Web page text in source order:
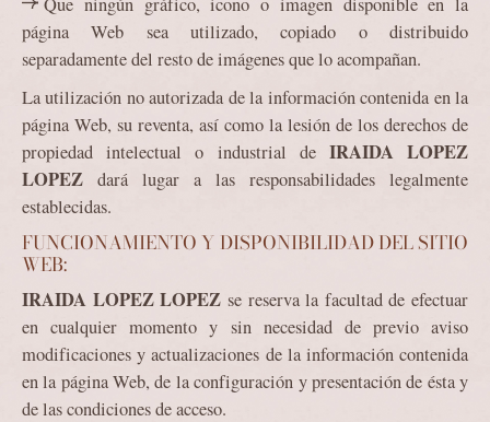
página Web sea utilizado, copiado o distribuido
separadamente del resto de imágenes que lo acompañan.
La utilización no autorizada de la información contenida en la
página Web, su reventa, así como la lesión de los derechos de
propiedad intelectual o industrial de IRAIDA LOPEZ
LOPEZ dará lugar a las responsabilidades legalmente
establecidas.
FUNCIONAMIENTO Y DISPONIBILIDAD DEL SITIO
WEB:
IRAIDA LOPEZ LOPEZ se reserva la facultad de efectuar
en cualquier momento y sin necesidad de previo aviso
modificaciones y actualizaciones de la información contenida
en la página Web, de la configuración y presentación de ésta y
de las condiciones de acceso.